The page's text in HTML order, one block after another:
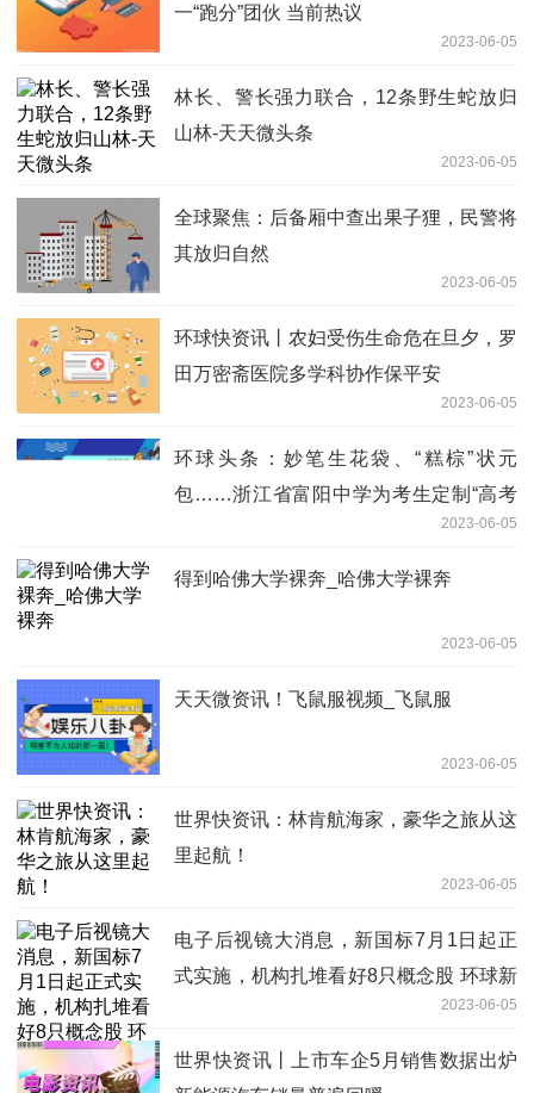
一“跑分”团伙 当前热议
2023-06-05
林长、警长强力联合，12条野生蛇放归
山林-天天微头条
2023-06-05
全球聚焦：后备厢中查出果子狸，民警将
其放归自然
2023-06-05
环球快资讯丨农妇受伤生命危在旦夕，罗
田万密斋医院多学科协作保平安
2023-06-05
环球头条：妙笔生花袋、“糕棕”状元
包……浙江省富阳中学为考生定制“高考
2023-06-05
得到哈佛大学裸奔_哈佛大学裸奔
2023-06-05
天天微资讯！飞鼠服视频_飞鼠服
2023-06-05
世界快资讯：林肯航海家，豪华之旅从这
里起航！
2023-06-05
电子后视镜大消息，新国标7月1日起正
式实施，机构扎堆看好8只概念股 环球新
2023-06-05
世界快资讯丨上市车企5月销售数据出炉